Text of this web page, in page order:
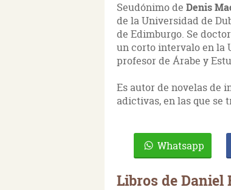
Seudónimo de Denis
de la Universidad de
de Edimburgo. Se
un corto intervalo en la
profesor de Árabe y
Es autor de novelas de
adictivas, en las que
Whatsapp
Libros de Daniel